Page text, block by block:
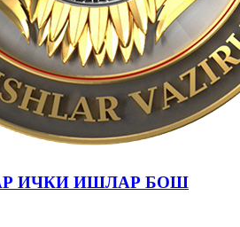
ИЧКИ ИШЛАР БОШ